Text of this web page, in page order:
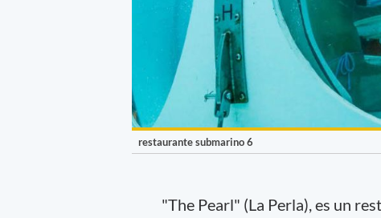
restaurante submarino 6
"The Pearl" (La Perla), es un